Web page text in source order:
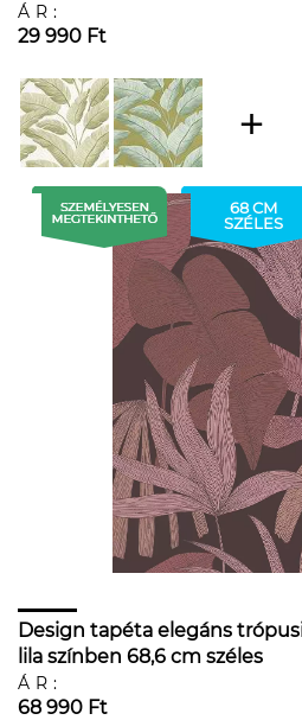
ÁR:
29 990 Ft
68 CM
SZÉLES
Design tapéta elegáns
lila színben 68,6 cm széles
ÁR:
68 990 Ft